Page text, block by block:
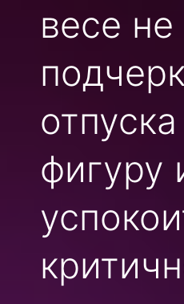
весе
фигуру